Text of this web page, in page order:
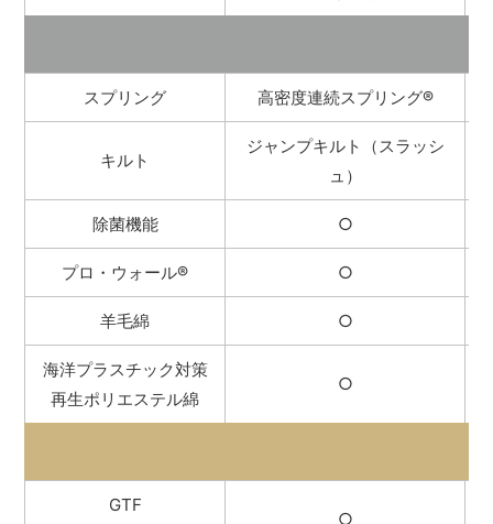
スプリング 高密度連続スプリング®
キルト
ジャンプキルト（スラッシ
ュ）
除菌機能 ○
プロ・ウォール® ○
羊毛綿 ○
海洋プラスチック対策
再生ポリエステル綿
○
GTF
○